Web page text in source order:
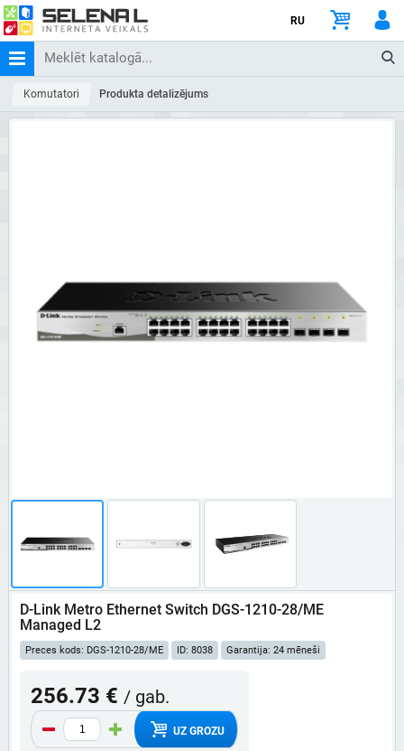
RU
Komutatori Produkta detalizējums
D-Link Metro Ethernet Switch DGS-1210-28/ME
Managed L2
Preces kods: DGS-1210-28/ME ID: 8038 Garantija: 24 mēneši
256.73 € / gab.
UZ GROZU